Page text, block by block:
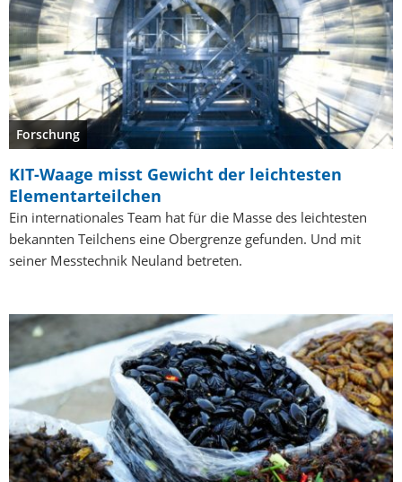
Forschung
KIT-Waage misst Gewicht der leichtesten
Elementarteilchen
Ein internationales Team hat für die Masse des leichtesten
bekannten Teilchens eine Obergrenze gefunden. Und mit
seiner Messtechnik Neuland betreten.